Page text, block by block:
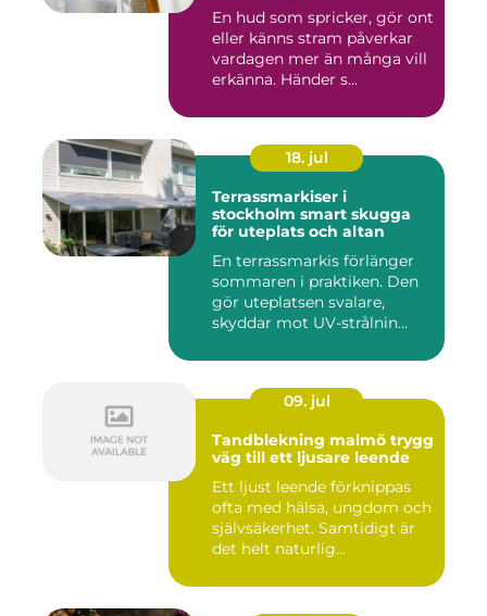
En hud som spricker, gör ont
eller känns stram påverkar
vardagen mer än många vill
erkänna. Händer s...
18. jul
Terrassmarkiser i
stockholm smart skugga
för uteplats och altan
En terrassmarkis förlänger
sommaren i praktiken. Den
gör uteplatsen svalare,
skyddar mot UV-strålnin...
09. jul
Tandblekning malmö trygg
väg till ett ljusare leende
Ett ljust leende förknippas
ofta med hälsa, ungdom och
självsäkerhet. Samtidigt är
det helt naturlig...